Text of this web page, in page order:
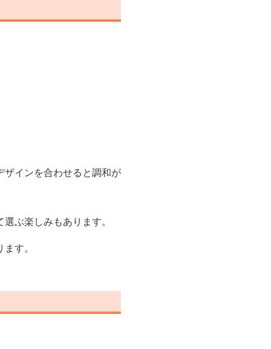
インを合わせると調和が
ぶ楽しみもあります。
す。